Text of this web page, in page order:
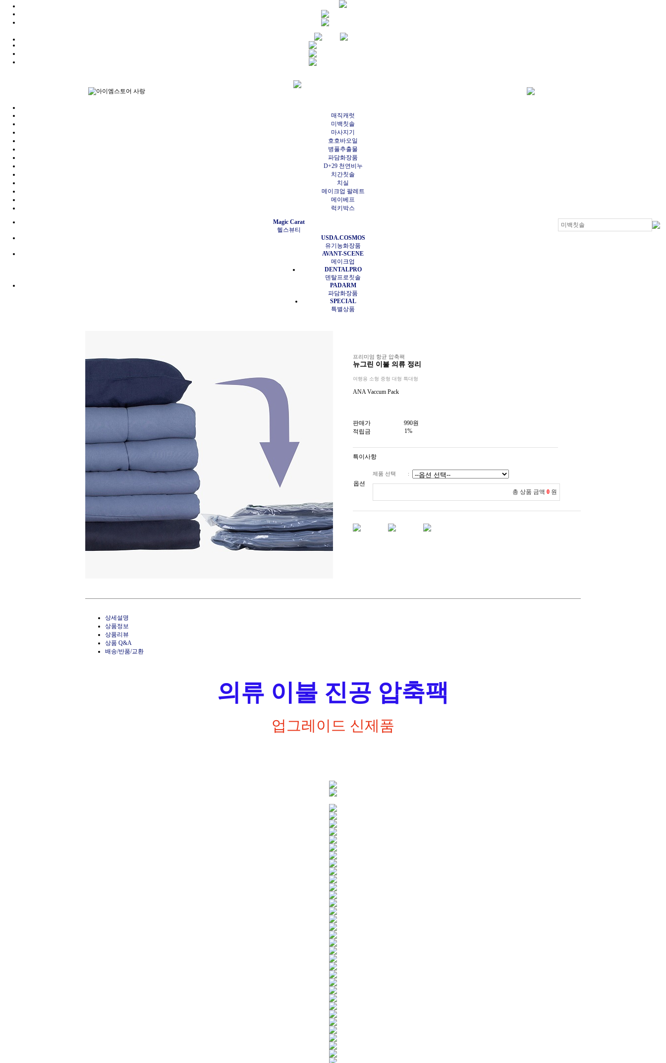
매직캐럿
미백칫솔
마사지기
호호바오일
병풀추출물
파담화장품
D+29 천연비누
치간칫솔
치실
메이크업 팔레트
메이베프
럭키박스
Magic Carat
헬스뷰티
USDA.COSMOS
유기농화장품
AVANT-SCENE
메이크업
DENTALPRO
덴탈프로칫솔
PADARM
파담화장품
SPECIAL
특별상품
프리미엄 항균 압축팩
뉴그린 이불 의류 정리
여행용 소형 중형 대형 특대형
ANA Vaccum Pack
판매가 990원
적립금
1%
특이사항
옵션
제품 선택 :
총 상품 금액 0 원
상세설명
상품정보
상품리뷰
상품 Q&A
배송/반품/교환
의류 이불 진공 압축팩
업그레이드 신제품